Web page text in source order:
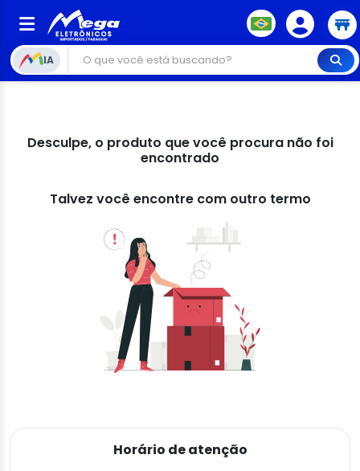
IA
Desculpe, o produto que você procura não foi
encontrado
Talvez você encontre com outro termo
Horário de atenção